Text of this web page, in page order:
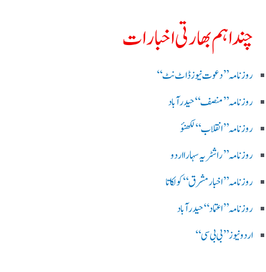
چند اہم بھارتی اخبارات
روز نامہ ’’ دعوت نیوز ڈاٹ نٹ‘‘
روزنامہ ’’ منصف‘‘ حیدر آباد
روزنامہ ’’ انقلاب‘‘ لکھنؤ
روز نامہ ’’راشٹریہ سہارا اردو
روزنامہ ’’اخبارمشرق‘‘ کولکاتا
روزنامہ ’’اعتماد‘‘ حیدرآباد
اردو نیوز ’’بی بی سی‘‘